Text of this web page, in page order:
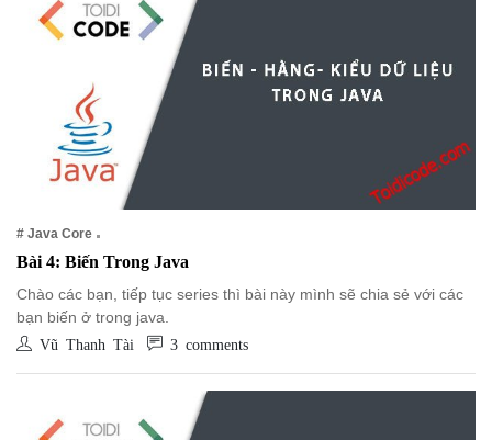
# Java Core
Bài 4: Biến Trong Java
Chào các bạn, tiếp tục series thì bài này mình sẽ chia sẻ với các
bạn biến ở trong java.
Vũ Thanh Tài 3 comments